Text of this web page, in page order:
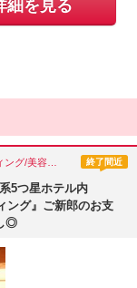
細を見る
終了間近
5つ星ホテル内
グ』ご新郎のお支
◎